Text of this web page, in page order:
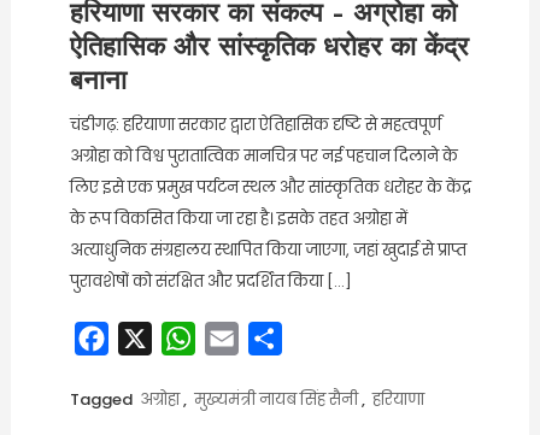
हरियाणा सरकार का संकल्प – अग्रोहा को
ऐतिहासिक और सांस्कृतिक धरोहर का केंद्र
बनाना
चंडीगढ़: हरियाणा सरकार द्वारा ऐतिहासिक दृष्टि से महत्वपूर्ण
अग्रोहा को विश्व पुरातात्विक मानचित्र पर नई पहचान दिलाने के
लिए इसे एक प्रमुख पर्यटन स्थल और सांस्कृतिक धरोहर के केंद्र
के रूप विकसित किया जा रहा है। इसके तहत अग्रोहा में
अत्याधुनिक संग्रहालय स्थापित किया जाएगा, जहां खुदाई से प्राप्त
पुरावशेषों को संरक्षित और प्रदर्शित किया […]
Facebook WhatsApp
Email
Tagged अग्रोहा, मुख्यमंत्री नायब सिंह सैनी, हरियाणा